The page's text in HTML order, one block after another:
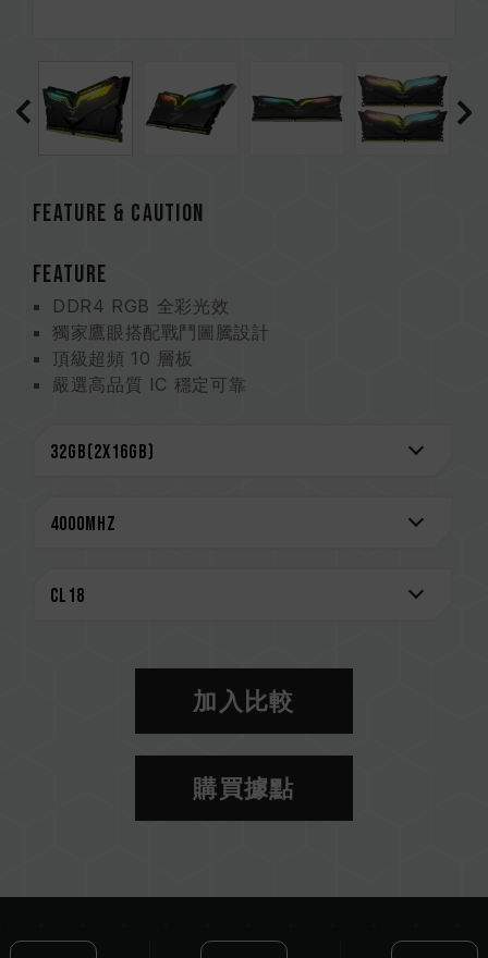
FEATURE & CAUTION
FEATURE
DDR4 RGB 全彩光效
獨家鷹眼搭配戰鬥圖騰設計
頂級超頻 10 層板
嚴選高品質 IC 穩定可靠
相容平台完整資訊，可至
進一步了
相容性列表。
系統不穩定或不開機。
CPU 記憶體控制器(IMC)的體質以及當前使用的
主機板 BIOS 版本皆可能會影響記憶體運作頻率。
記憶體的最終運行頻率取決於系統 BIOS 設定及主
/ 2400 (或更低)。這屬正常現象，並非產品瑕
XMP 2.0 需由使用者手動啟用，部分主機板可能
加入比較
購買據點